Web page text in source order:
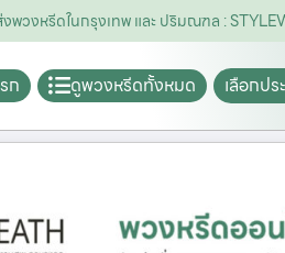
วงหรีดในกรุงเทพ และ ปริมณฑล :
ก ดูพวงหรีดทั้งหมด เลือกป